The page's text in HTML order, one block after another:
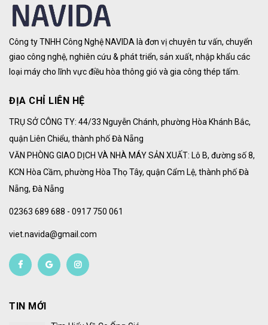
Công ty TNHH Công Nghệ NAVIDA là đơn vị chuyên tư vấn, chuyển
giao công nghệ, nghiên cứu & phát triển, sản xuất, nhập khẩu các
loại máy cho lĩnh vực điều hòa thông gió và gia công thép tấm.
ĐỊA CHỈ LIÊN HỆ
TRỤ SỞ CÔNG TY: 44/33 Nguyễn Chánh, phường Hòa Khánh Bắc,
quận Liên Chiểu, thành phố Đà Nẵng
VĂN PHÒNG GIAO DỊCH VÀ NHÀ MÁY SẢN XUẤT: Lô B, đường số 8,
KCN Hòa Cầm, phường Hòa Thọ Tây, quận Cẩm Lệ, thành phố Đà
Nẵng, Đà Nẵng
02363 689 688 - 0917 750 061
viet.navida@gmail.com
TIN MỚI